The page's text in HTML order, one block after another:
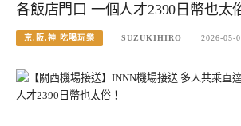
各飯店門口 一個人才2390日幣也太
京.阪.神 吃喝玩樂 SUZUKIHIRO 2026-05-